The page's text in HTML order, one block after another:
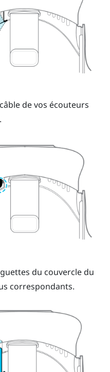
de vos écouteurs
du couvercle du
correspondants.